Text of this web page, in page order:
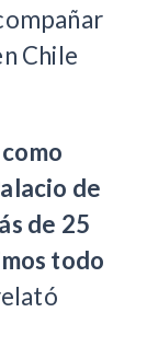
Chile
de
de 25
todo